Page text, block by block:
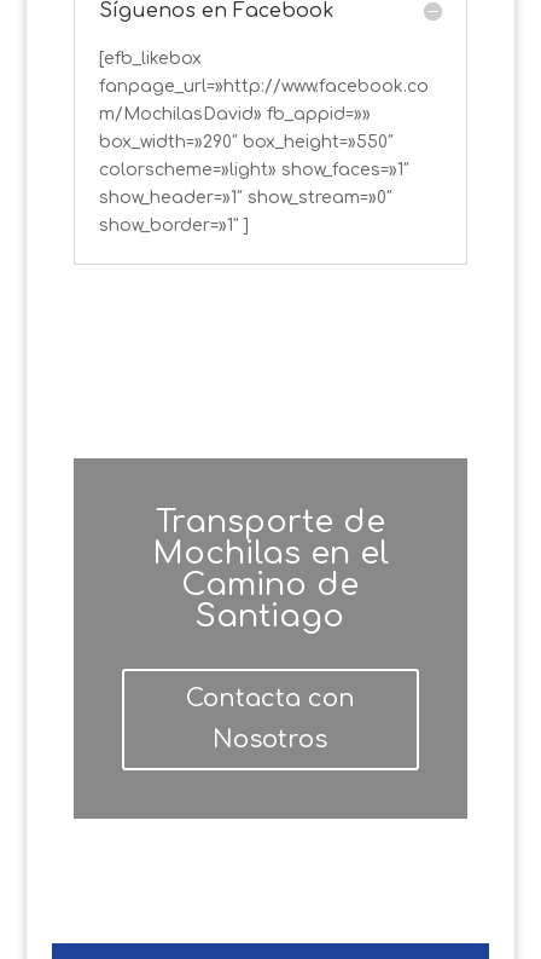
Síguenos en Facebook
[efb_likebox
fanpage_url=»http://www.facebook.co
m/MochilasDavid» fb_appid=»»
box_width=»290″ box_height=»550″
colorscheme=»light» show_faces=»1″
show_header=»1″ show_stream=»0″
show_border=»1″ ]
Transporte de
Mochilas en el
Camino de
Santiago
Contacta con
Nosotros